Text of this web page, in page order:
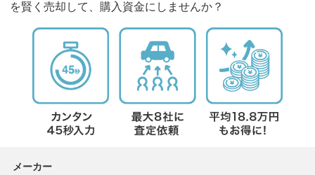
を賢く売却して、購入資金にしませんか？
メーカー